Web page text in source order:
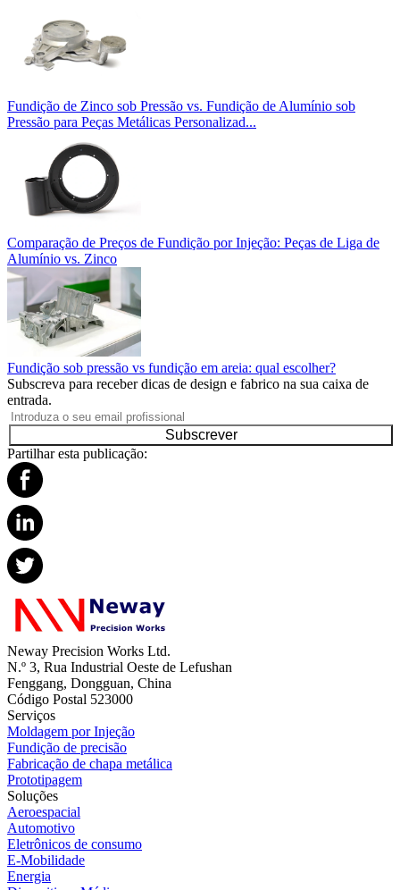
Fundição de Zinco sob Pressão vs. Fundição de Alumínio sob
Pressão para Peças Metálicas Personalizad...
Comparação de Preços de Fundição por Injeção: Peças de Liga de
Alumínio vs. Zinco
Fundição sob pressão vs fundição em areia: qual escolher?
Subscreva para receber dicas de design e fabrico na sua caixa de
entrada.
Subscrever
Partilhar esta publicação:
Neway Precision Works Ltd.
N.º 3, Rua Industrial Oeste de Lefushan
Fenggang, Dongguan, China
Código Postal 523000
Serviços
Moldagem por Injeção
Fundição de precisão
Fabricação de chapa metálica
Prototipagem
Soluções
Aeroespacial
Automotivo
Eletrônicos de consumo
E-Mobilidade
Energia